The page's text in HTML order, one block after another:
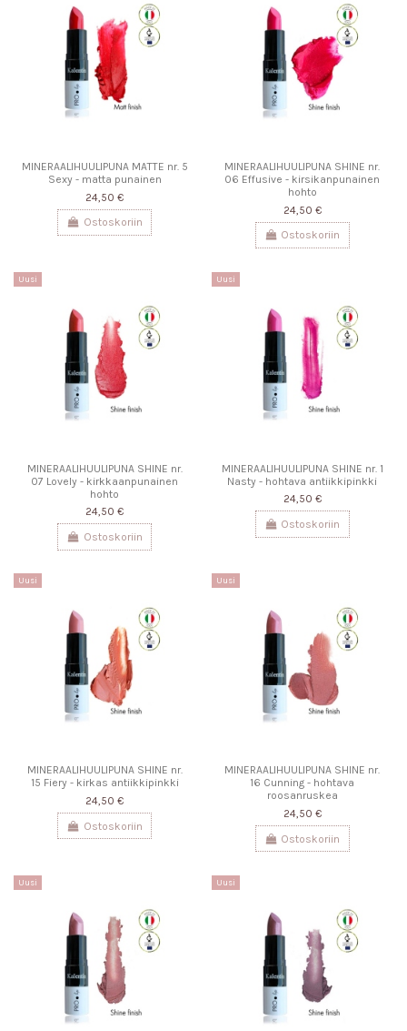
MINERAALIHUULIPUNA MATTE nr. 5
Sexy - matta punainen
24,50 €
Ostoskoriin
MINERAALIHUULIPUNA SHINE nr.
06 Effusive - kirsikanpunainen
hohto
24,50 €
Ostoskoriin
Uusi
MINERAALIHUULIPUNA SHINE nr.
07 Lovely - kirkkaanpunainen
hohto
24,50 €
Ostoskoriin
Uusi
MINERAALIHUULIPUNA SHINE nr. 1
Nasty - hohtava antiikkipinkki
24,50 €
Ostoskoriin
Uusi
MINERAALIHUULIPUNA SHINE nr.
15 Fiery - kirkas antiikkipinkki
24,50 €
Ostoskoriin
Uusi
MINERAALIHUULIPUNA SHINE nr.
16 Cunning - hohtava
roosanruskea
24,50 €
Ostoskoriin
Uusi Uusi